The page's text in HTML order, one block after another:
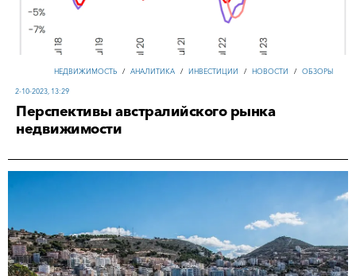
НЕДВИЖИМОСТЬ / АНАЛИТИКА / ИНВЕСТИЦИИ / НОВОСТИ / ОБЗОРЫ
2-10-2023, 13:29
Перспективы австралийского рынка
недвижимости